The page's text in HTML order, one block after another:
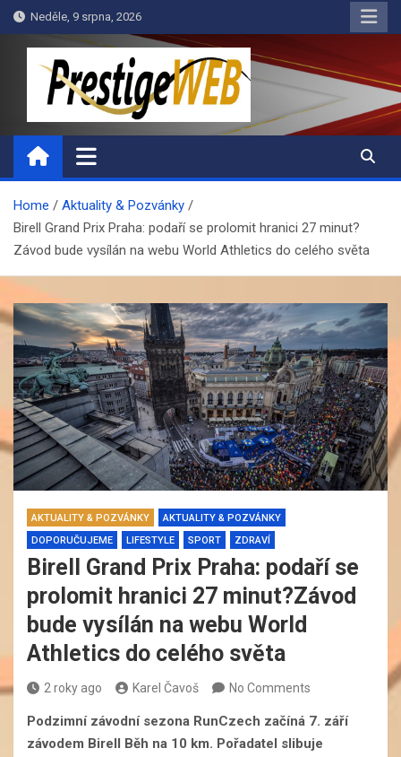
Skip
to
Neděle, 9 srpna, 2026
PrestigeWEB
Home
Aktuality & Pozvánky
Birell Grand Prix Praha: podaří se prolomit hranici 27 minut?
Závod bude vysílán na webu World Athletics do celého světa
AKTUALITY & POZVÁNKY
AKTUALITY & POZVÁNKY
DOPORUČUJEME
LIFESTYLE SPORT ZDRAVÍ
Birell Grand Prix Praha: podaří se
prolomit hranici 27 minut?Závod
bude vysílán na webu World
Athletics do celého světa
2 roky ago Karel Čavoš No Comments
Podzimní závodní sezona RunCzech začíná 7. září
závodem Birell Běh na 10 km. Pořadatel slibuje